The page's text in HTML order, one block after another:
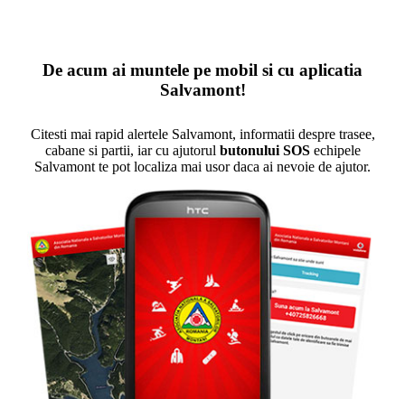
De acum ai muntele pe mobil si cu aplicatia
Salvamont!
Citesti mai rapid alertele Salvamont, informatii despre trasee,
cabane si partii, iar cu ajutorul butonului SOSechipele
Salvamont te pot localiza mai usor daca ai nevoie de ajutor.